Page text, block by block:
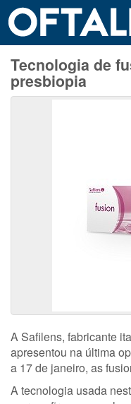
Tecnologia de
presbiopia
A Safilens, fabricante
apresentou na última
a 17 de janeiro, as
A tecnologia usada